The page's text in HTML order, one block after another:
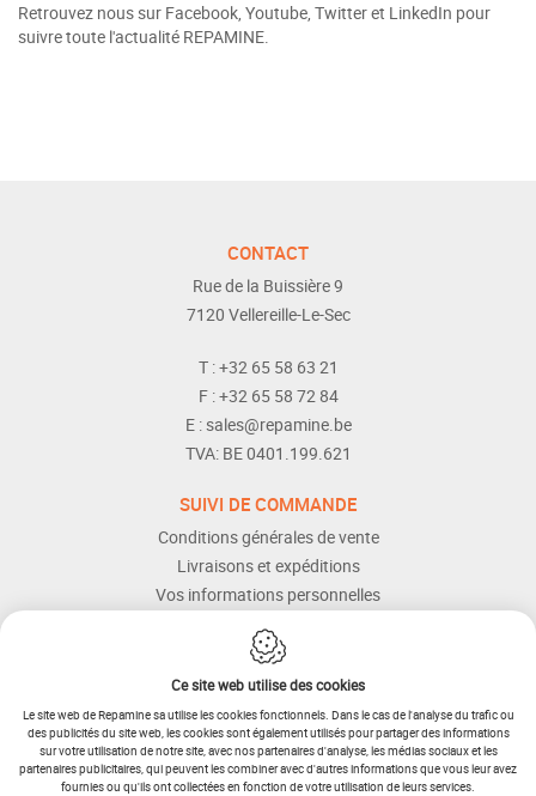
Retrouvez nous sur Facebook, Youtube, Twitter et LinkedIn pour
suivre toute l'actualité REPAMINE.
CONTACT
Rue de la Buissière 9
7120 Vellereille-Le-Sec
T :+32 65 58 63 21
F :+32 65 58 72 84
E :sales@repamine.be
TVA: BE 0401.199.621
SUIVI DE COMMANDE
Conditions générales de vente
Livraisons et expéditions
Vos informations personnelles
Modes de paiement
Services Après-vente
Aide et assistance
Ce site web utilise des cookies
Le site web de Repamine sa utilise les cookies fonctionnels. Dans le cas de l'analyse du trafic ou
des publicités du site web, les cookies sont également utilisés pour partager des informations
sur votre utilisation de notre site, avec nos partenaires d'analyse, les médias sociaux et les
partenaires publicitaires, qui peuvent les combiner avec d'autres informations que vous leur avez
fournies ou qu'ils ont collectées en fonction de votre utilisation de leurs services.